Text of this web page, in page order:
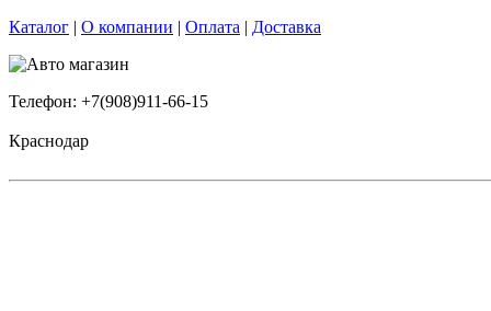
Каталог | О компании | Оплата | Доставка
Телефон: +7(908)911-66-15
Краснодар